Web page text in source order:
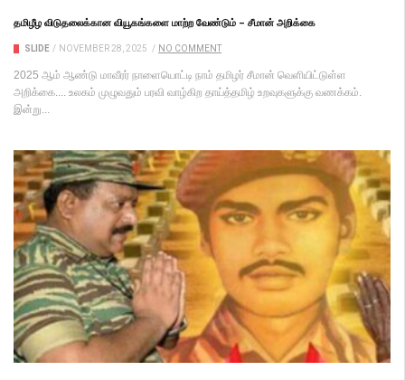
தமிழீழ விடுதலைக்கான வியூகங்களை மாற்ற வேண்டும் – சீமான் அறிக்கை
SLIDE / NOVEMBER 28, 2025 / NO COMMENT
2025 ஆம் ஆண்டு மாவீரர் நாளையொட்டி நாம் தமிழர் சீமான் வெளியிட்டுள்ள
அறிக்கை.... உலகம் முழுவதும் பரவி வாழ்கிற தாய்த்தமிழ் உறவுகளுக்கு வணக்கம்.
இன்று...